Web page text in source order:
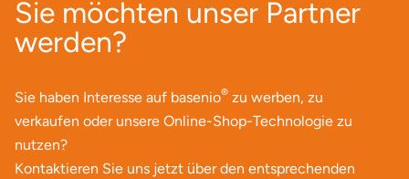
Sie möchten unser Partner
werden?
Sie haben Interesse auf basenio® zu werben, zu
verkaufen oder unsere Online-Shop-Technologie zu
nutzen?
Kontaktieren Sie uns jetzt über den entsprechenden